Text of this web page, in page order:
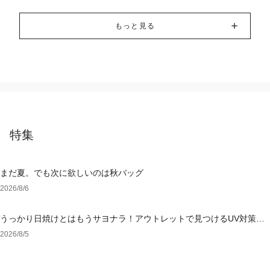
もっと見る
特集
まだ夏。でも次に欲しいのは秋バッグ
2026/8/6
うっかり日焼けとはもうサヨナラ！アウトレットで見つけるUV対策ウ
ェア
2026/8/5